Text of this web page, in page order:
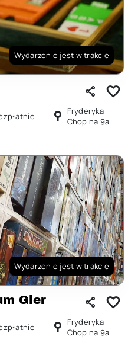
Wydarzenie jest w trakcie
Fryderyka
Chopina 9a
Wydarzenie jest w trakcie
Gier
Fryderyka
Chopina 9a